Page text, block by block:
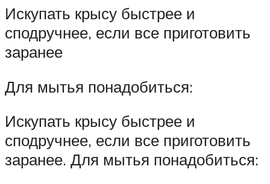
Искупать крысу быстрее и
сподручнее, если все приготовить
заранее
Для мытья понадобиться:
Искупать крысу быстрее и
сподручнее, если все приготовить
заранее. Для мытья понадобиться: